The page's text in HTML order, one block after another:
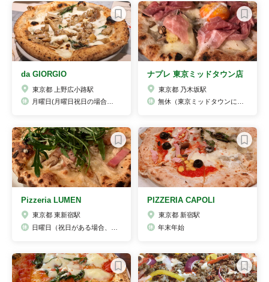
da GIORGIO
東京都 上野広小路駅
ナプレ 東京ミッドタウン店
東京都 乃木坂駅
Pizzeria LUMEN
東京都 東新宿駅
PIZZERIA CAPOLI
東京都 新宿駅
年末年始